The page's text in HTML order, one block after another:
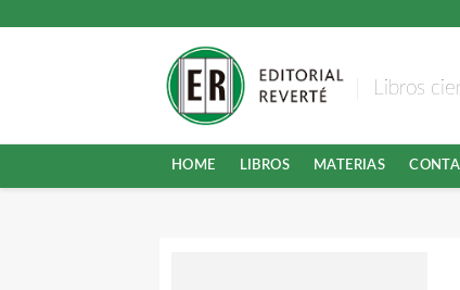
Libros
HOME LIBROS MATERIAS